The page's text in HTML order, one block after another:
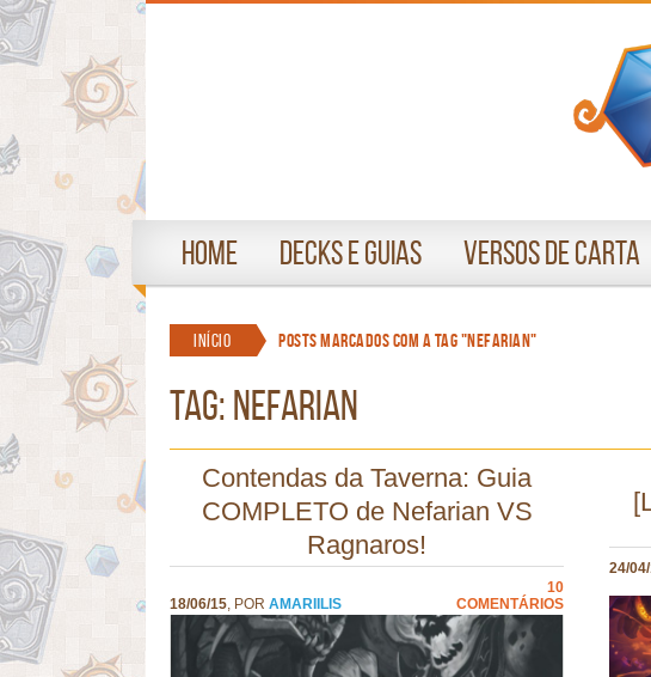
Home Decks e Guias Versos de Carta
Início Posts marcados com a tag "nefarian"
TAG: nefarian
Contendas da Taverna: Guia
COMPLETO de Nefarian VS
Ragnaros!
18/06/15, POR AMARIILIS
10
COMENTÁRIOS
24/